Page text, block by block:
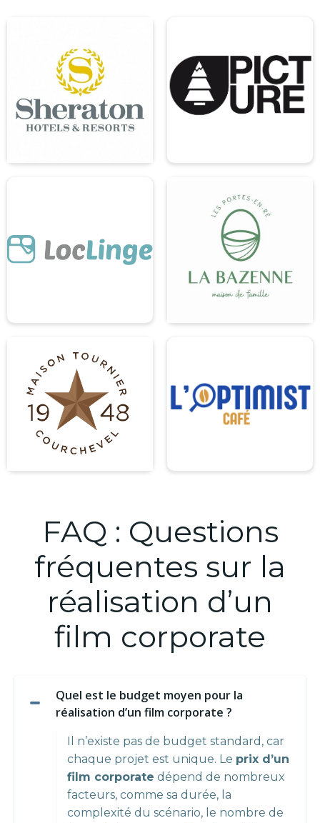
FAQ : Questions
fréquentes sur la
réalisation d’un
film corporate
Quel est le budget moyen pour la
réalisation d’un film corporate ?
Il n’existe pas de budget standard, car
chaque projet est unique. Le prix d’un
film corporate dépend de nombreux
facteurs, comme sa durée, la
complexité du scénario, le nombre de